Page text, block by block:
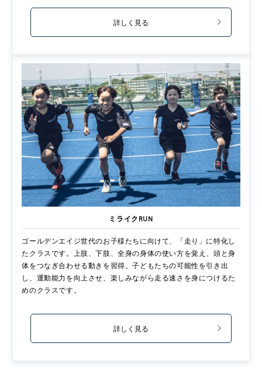
詳しく見る
ミライクRUN
ゴールデンエイジ世代のお子様たちに向けて、「走り」に特化し
たクラスです。上肢、下肢、全身の身体の使い方を覚え、頭と身
体をつなぎ合わせる動きを習得。子どもたちの可能性を引き出
し、運動能力を向上させ、楽しみながら走る速さを身につけるた
めのクラスです。
詳しく見る